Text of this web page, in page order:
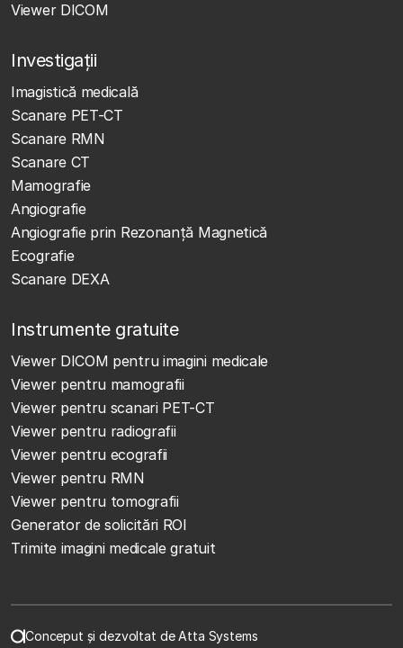
Viewer DICOM
Investigații
Imagistică medicală
Scanare PET-CT
Scanare RMN
Scanare CT
Mamografie
Angiografie
Angiografie prin Rezonanță Magnetică
Ecografie
Scanare DEXA
Instrumente gratuite
Viewer DICOM pentru imagini medicale
Viewer pentru mamografii
Viewer pentru scanari PET-CT
Viewer pentru radiografii
Viewer pentru ecografii
Viewer pentru RMN
Viewer pentru tomografii
Generator de solicitări ROI
Trimite imagini medicale gratuit
Conceput și dezvoltat de Atta Systems